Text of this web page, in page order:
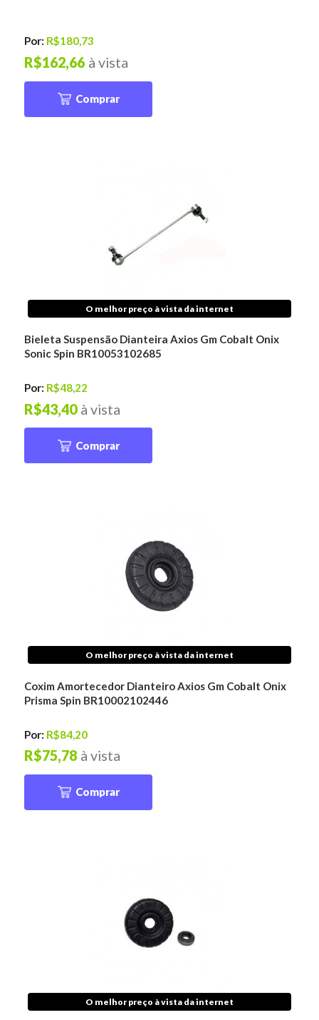
Por: R$180,73
à vista
R$162,66
Comprar
O melhor preço à vista da internet
Bieleta Suspensão Dianteira Axios Gm Cobalt Onix
Sonic Spin BR10053102685
Por: R$48,22
à vista
R$43,40
Comprar
O melhor preço à vista da internet
Coxim Amortecedor Dianteiro Axios Gm Cobalt Onix
Prisma Spin BR10002102446
Por: R$84,20
à vista
R$75,78
Comprar
O melhor preço à vista da internet